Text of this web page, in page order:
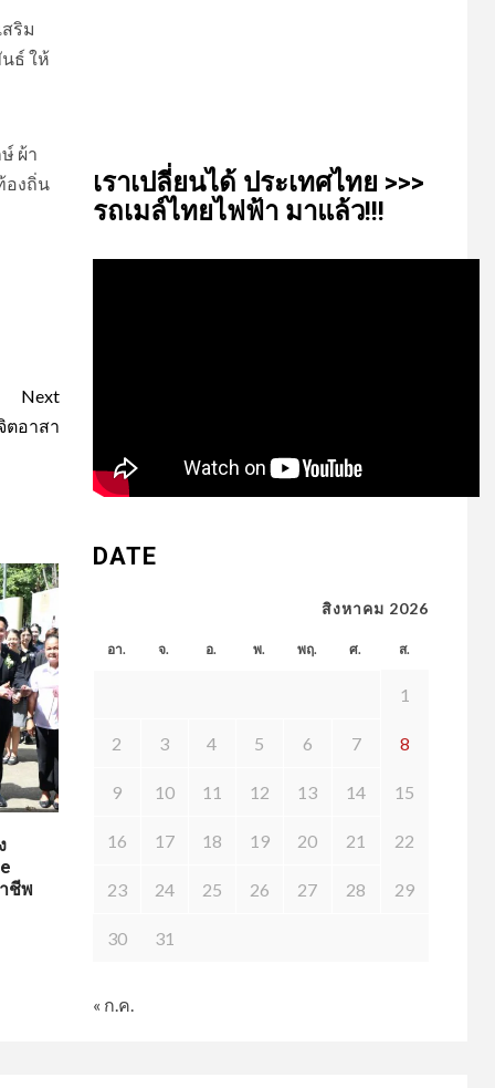
ริม
ธ์ ให้
ผ้า
องถิ่น
Next
ตอาสา
ชีพ
เรา​เปลี่ยน​ได้​ ประเทศ​ไทย​ >>>
รถเมล์​ไทย​ไฟฟ้า​ มาแล้ว!!!
DATE
สิงหาคม 2026
อา. จ. อ. พ. พฤ. ศ. ส.
1
2 3 4 5 6 7 8
9 10 11 12 13 14 15
16 17 18 19 20 21 22
23 24 25 26 27 28 29
30 31
« ก.ค.